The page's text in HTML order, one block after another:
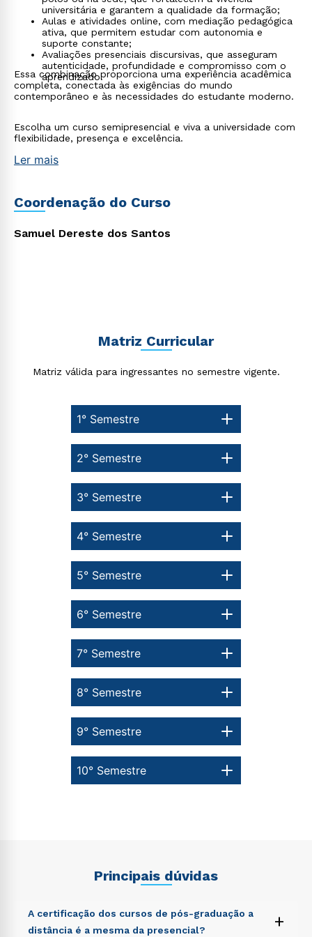
universitária e garantem a qualidade da formação;
Aulas e atividades online, com mediação pedagógica
ativa, que permitem estudar com autonomia e
suporte constante;
Avaliações presenciais discursivas, que asseguram
autenticidade, profundidade e compromisso com o
aprendizado.
Essa combinação proporciona uma experiência acadêmica
completa, conectada às exigências do mundo
contemporâneo e às necessidades do estudante moderno.
Escolha um curso semipresencial e viva a universidade com
flexibilidade, presença e excelência.
Ler mais
Coordenação do Curso
Samuel Dereste dos Santos
Matriz Curricular
Matriz válida para ingressantes no semestre vigente.
1° Semestre
10° Semestre
9° Semestre
8° Semestre
7° Semestre
6° Semestre
5° Semestre
4° Semestre
3° Semestre
2° Semestre
Principais dúvidas
A certificação dos cursos de pós-graduação a
distância é a mesma da presencial?
+
Rápido e fácil
WhatsApp
ou
Estou de acordo com a
autorizo que meus dados sejam utilizados para o